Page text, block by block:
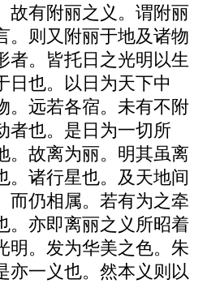
故有附丽之义。谓附丽
。则又附丽于地及诸物
者。皆托日之光明以生
日也。以日为天下中
。远若各宿。未有不附
者也。是日为一切所
。故离为丽。明其虽离
。诸行星也。及天地间
而仍相属。若有为之牵
。亦即离丽之义所昭着
明。发为华美之色。朱
亦一义也。然本义则以